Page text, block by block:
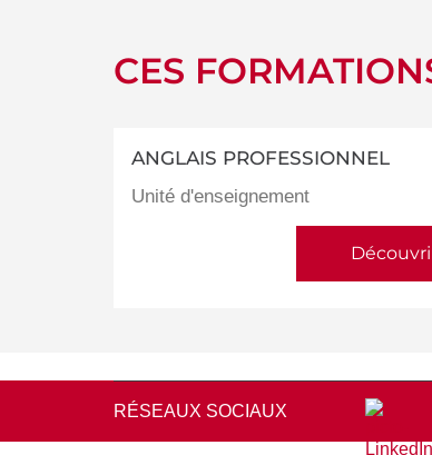
CES
ANGLAIS PROFESSIONNEL
Unité d'enseignement
RÉSEAUX SOCIAUX